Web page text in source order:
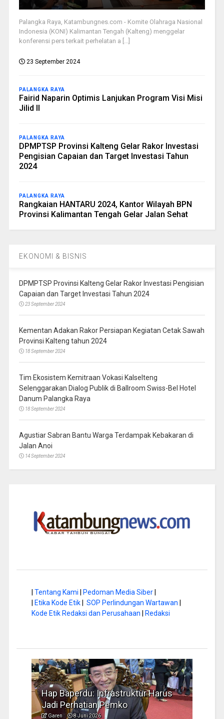
Palangka Raya, Katambungnes.com - Komite Olahraga Nasional
Indonesia (KONI) Kalimantan Tengah (Kalteng) menggelar
konferensi pers terkait perhelatan a [...]
23 September 2024
PALANGKA RAYA
Fairid Naparin Optimis Lanjukan Program Visi Misi
Jilid II
PALANGKA RAYA
DPMPTSP Provinsi Kalteng Gelar Rakor Investasi
Pengisian Capaian dan Target Investasi Tahun
2024
PALANGKA RAYA
Rangkaian HANTARU 2024, Kantor Wilayah BPN
Provinsi Kalimantan Tengah Gelar Jalan Sehat
EKONOMI & BISNIS
DPMPTSP Provinsi Kalteng Gelar Rakor Investasi Pengisian
Capaian dan Target Investasi Tahun 2024
23 September 2024
Kementan Adakan Rakor Persiapan Kegiatan Cetak Sawah
Provinsi Kalteng tahun 2024
18 September 2024
Tim Ekosistem Kemitraan Vokasi Kalselteng
Selenggarakan Dialog Publik di Ballroom Swiss-Bel Hotel
Danum Palangka Raya
18 September 2024
Agustiar Sabran Bantu Warga Terdampak Kebakaran di
Jalan Anoi
14 September 2024
Tentang Kami Pedoman Media Siber|
Etika Kode Etik| SOP Perlindungan Wartawan
Kode Etik Redaksi dan Perusahaan
Redaksi
Hap Baperdu: Infrastruktur Harus
Jadi Perhatian Pemko
Garen 8 Juni 2026